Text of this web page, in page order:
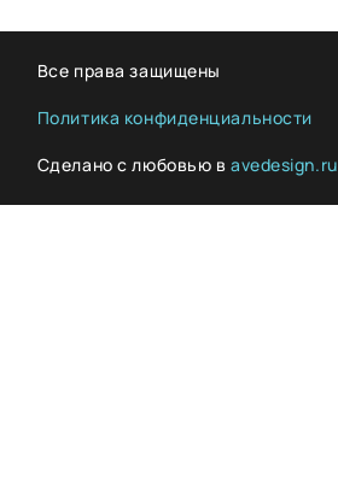
ОНЛАЙН-ПРОДАЖА
ВОПРОС-ОТВЕТ
КОНТАКТЫ
Все права защищены
Политика конфиденциальности
Сделано с любовью в avedesign.ru